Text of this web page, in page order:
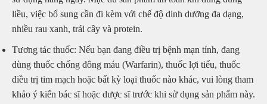
liều, việc bổ sung cần đi kèm với chế độ dinh dưỡng đa dạng,
nhiều rau xanh, trái cây và protein.
Tương tác thuốc: Nếu bạn đang điều trị bệnh mạn tính, đang
dùng thuốc chống đông máu (Warfarin), thuốc lợi tiểu, thuốc
điều trị tim mạch hoặc bất kỳ loại thuốc nào khác, vui lòng tham
khảo ý kiến bác sĩ hoặc dược sĩ trước khi sử dụng sản phẩm này.